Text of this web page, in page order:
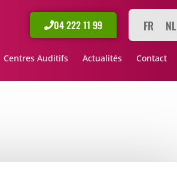
04 222 11 99 FR NL
Centres Auditifs Actualités Contact